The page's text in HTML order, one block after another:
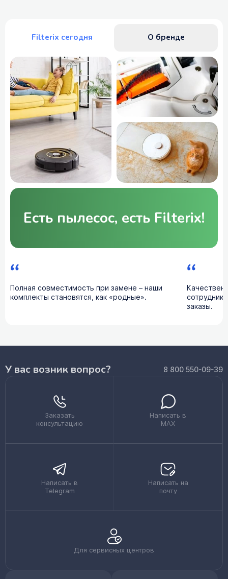
Filterix сегодня О бренде
Есть пылесос, есть Filterix!
Полная совместимость при замене – наши
комплекты становятся, как «родные».
заказы.
У вас возник вопрос? 8 800 550-09-39
Заказать
консультацию
Написать в
MAX
Написать в
Telegram
Написать на
почту
Для сервисных центров